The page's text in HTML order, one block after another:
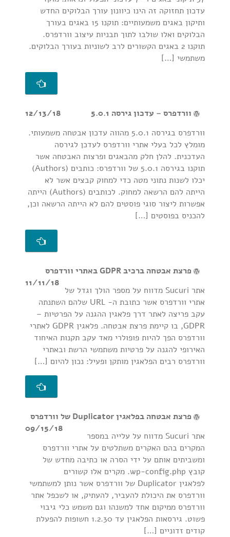
עדכון תחזוקה זה הינו כיוונון עורך הבלוקים החדש
ותיקון באגים משמעותיים: תוקנו 15 באגים בעורך
הבלוקים ואלו שולבו לתוך תבניות עיצוב וורדפרס.
תוקנו 2 באגים הקשורים לרב לשוניות בעורך הבלוקים.
משתמשי […]
וורדפרס – עדכון גירסה 5.0.1
12/13/18
וורדפרס בגירסה 5.0.1 מהווה עדכון אבטחה משמעותי.
מומלץ לכל בעלי אתרי וורדפרס לעדכן לגירסה
העדכנית. להלן חלק מהבאגים ופרצות האבטחה אשר
תוקנו בגירסה 5.0.1 של וורדפרס: כותבים (Authors)
יכלו לשנות נתוני מטה כדי למחוק קבצים אשר לא
הייתה להם הרשאה למחוק. לכותבים (Authors) הייתה
אפשרות ליצור סוגי פוסטים להם לא הייתה הרשאה וכן,
להכניס בפוסטים […]
פרצת אבטחה ברכיב GDPR באתרי וורדפרס
11/11/18
אתר Sucuri מדווח על מספר הולך וגדל של
אתרי וורדפרס אשר כתובת ה- URL שלהם השתנתה
עקב פריצה לאתר דרך פלאגין ההגנה על הפרטיות –
GDPR, בו קיימת פרצת אבטחה. פלאגין GDPR לאתרי
וורדפרס הפך להיות פופולרי מאד עקב תקנות האיחוד
האירופי להגנה על פרטיות משתמשי הרשת ובאתרי
וורדפרס רבים הפלאגין מותקן ופעיל: נכון להיום […]
פרצת אבטחה בפלאגין Duplicator של וורדפרס
09/15/18
אתר Sucuri מדווח על עלייה במספר
המקרים בהם האקרים משתלטים על אתרי וורדפרס
ומשביתים אותם על ידי הסרה או כתיבה מחדש של
קובץ wp-config.php. מקרים אלו קשורים
לפלאגין Duplicator של וורדפרס אשר נותן למשתמשי
וורדפרס את היכולת להעביר, להעתיק, או לשכפל אתר
וורדפרס ממיקום אחד למשנהו וגם משמש כלי גיבוי
פשוט. גירסאות הפלאגין עד 1.2.30 חשופות להפעלת
קודים זדוניים […]